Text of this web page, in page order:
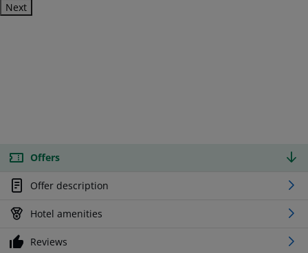
Next
Offers
Offer description
Hotel amenities
Reviews